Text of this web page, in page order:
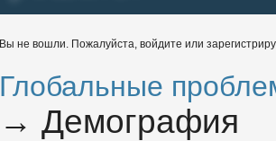
Вы не вошли. Пожалуйста, войдите или
Глобальные
→Демография